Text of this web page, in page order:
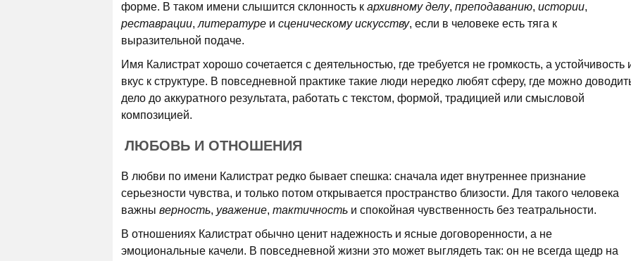
форме. В таком имени слышится склонность к архивному делу, преподаванию, истории,
реставрации, литературе и сценическому искусству, если в человеке есть тяга к
выразительной подаче.
Имя Калистрат хорошо сочетается с деятельностью, где требуется не громкость, а устойчивость
вкус к структуре. В повседневной практике такие люди нередко любят сферу, где можно
дело до аккуратного результата, работать с текстом, формой, традицией или смысловой
композицией.
ЛЮБОВЬ И ОТНОШЕНИЯ
В любви по имени Калистрат редко бывает спешка: сначала идет внутреннее признание
серьезности чувства, и только потом открывается пространство близости. Для такого человека
важны верность, уважение, тактичность и спокойная чувственность без театральности.
В отношениях Калистрат обычно ценит надежность и ясные договоренности, а не
эмоциональные качели. В повседневной жизни это может выглядеть так: он не всегда щедр на